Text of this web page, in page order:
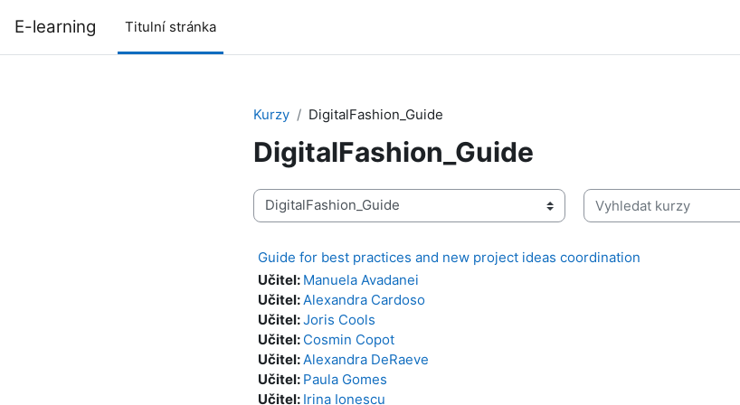
E-learning Titulní stránka
Kurzy
DigitalFashion_Guide
DigitalFashion_Guide
Kategorie kurzů
Vyhledat kurzy
Guide for best practices and new project ideas coordination
Učitel: Manuela Avadanei
Učitel: Alexandra Cardoso
Učitel:Joris Cools
Učitel: Cosmin Copot
Učitel: Alexandra DeRaeve
Učitel: Paula Gomes
Učitel: Irina Ionescu